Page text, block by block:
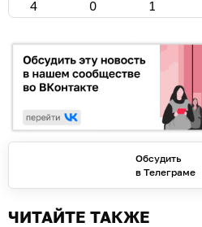
4 0 1
Обсудить
в Телеграме
ЧИТАЙТЕ ТАКЖЕ